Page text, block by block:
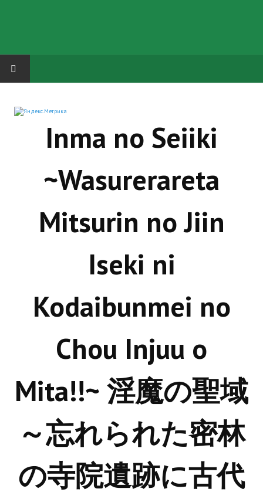
Русская биржа
Aliens vs Predator 2 (Русские субтитры)
Моды группы
Теневой кардинал для Скайрима
Работы Alexandra10
Apella CBBE SSE BodySlide (with Physics)
Apella 2.0 CBBE SSE BodySlide (with Physics)
Kitana CBBE SSE BodySlide (with Physics)
Nekomimi
New Light Skyrim SE
Inma no Seiiki
~Wasurerareta
Mitsurin no Jiin
Iseki ni
Kodaibunmei no
Chou Injuu o
Mita!!~ 淫魔の聖域
～忘れられた密林
の寺院遺跡に古代